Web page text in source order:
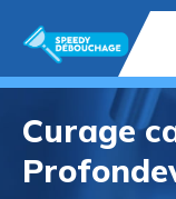
Curage